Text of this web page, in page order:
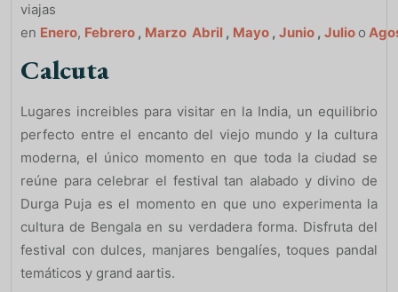
viajas
en Enero, Febrero , Marzo Abril , Mayo , Junio , Julio o
Calcuta
Lugares increibles para visitar en la India, un equilibrio
perfecto entre el encanto del viejo mundo y la cultura
moderna, el único momento en que toda la ciudad se
reúne para celebrar el festival tan alabado y divino de
Durga Puja es el momento en que uno experimenta la
cultura de Bengala en su verdadera forma. Disfruta del
festival con dulces, manjares bengalíes, toques pandal
temáticos y grand aartis.